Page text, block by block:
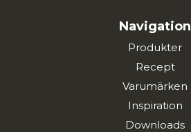
Navigation
Produkter
Recept
Varumärken
Inspiration
Downloads